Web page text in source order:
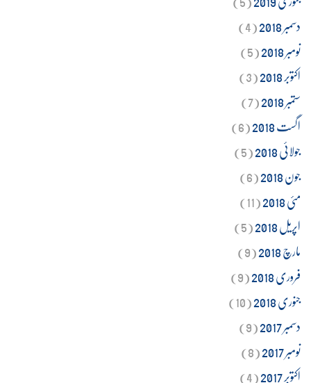
دسمبر 2018
(4)
نومبر 2018
(5)
اکتوبر 2018
(3)
ستمبر 2018
(7)
اگست 2018
(6)
جولائی 2018
(5)
جون 2018
(6)
مئی 2018
(11)
اپریل 2018
(5)
مارچ 2018
(9)
فروری 2018
(9)
جنوری 2018
(10)
دسمبر 2017
(9)
نومبر 2017
(8)
اکتوبر 2017
(4)